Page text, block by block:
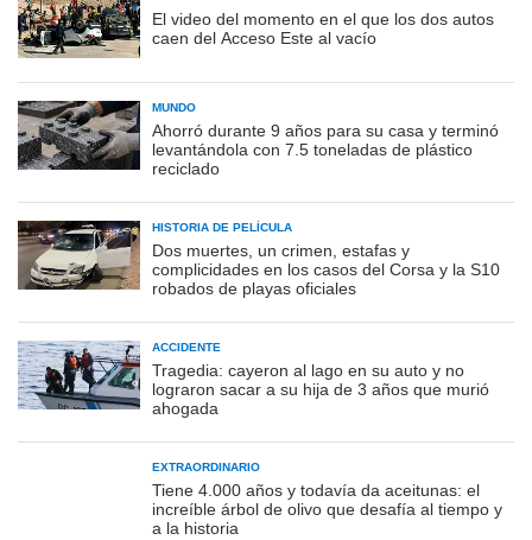
El video del momento en el que los dos autos
caen del Acceso Este al vacío
MUNDO
Ahorró durante 9 años para su casa y terminó
levantándola con 7.5 toneladas de plástico
reciclado
HISTORIA DE PELÍCULA
Dos muertes, un crimen, estafas y
complicidades en los casos del Corsa y la S10
robados de playas oficiales
ACCIDENTE
Tragedia: cayeron al lago en su auto y no
lograron sacar a su hija de 3 años que murió
ahogada
EXTRAORDINARIO
Tiene 4.000 años y todavía da aceitunas: el
increíble árbol de olivo que desafía al tiempo y
a la historia